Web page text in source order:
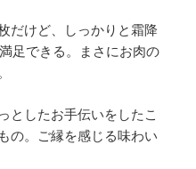
だけど、しっかりと霜降
足できる。まさにお肉の
としたお手伝いをしたこ
の。ご縁を感じる味わい